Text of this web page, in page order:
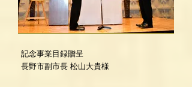
記念事業目録贈呈
長野市副市長 松山大貴様